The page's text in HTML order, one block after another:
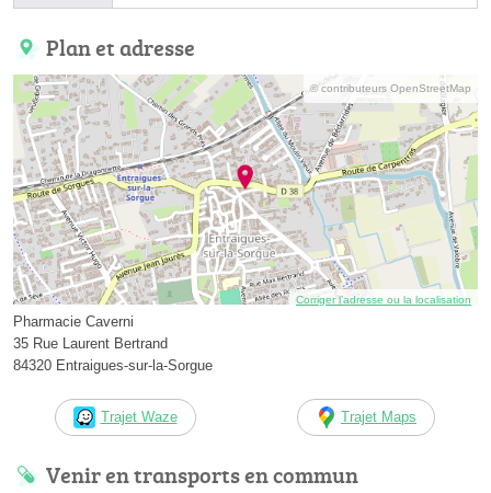
Plan et adresse
© contributeurs OpenStreetMap
Corriger l’adresse ou la localisation
Pharmacie Caverni
35 Rue Laurent Bertrand
84320 Entraigues-sur-la-Sorgue
Trajet Waze Trajet Maps
Venir en transports en commun